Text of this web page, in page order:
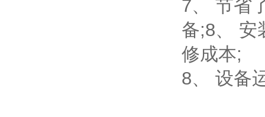
7、 节省
备;8、 安
修成本;
8、 设备